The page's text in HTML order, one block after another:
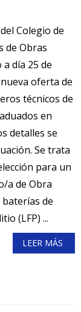
Colegio de
de Obras
día 25 de
oferta de
técnicos de
en
detalles se
Se trata
para un
a de Obra
de
(LFP) ...
LEER MÁS